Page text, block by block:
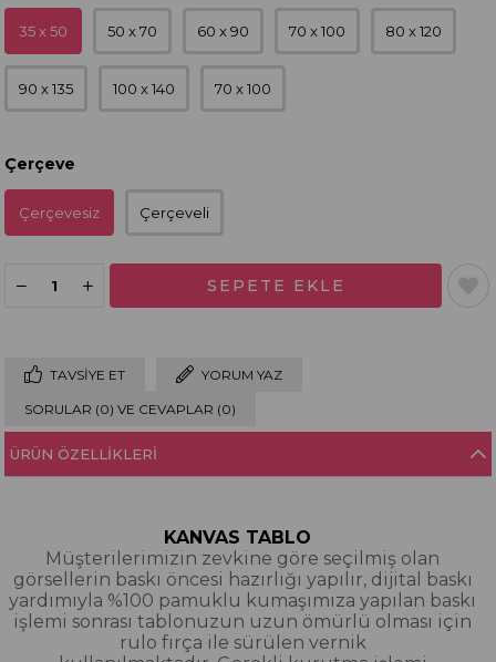
35 x 50 50 x 70 60 x 90 70 x 100 80 x 120
90 x 135 100 x 140 70 x 100
Çerçeve
Çerçevesiz Çerçeveli
TAVSIYE ET YORUM YAZ
SORULAR (0) VE CEVAPLAR (0)
ÜRÜN ÖZELLIKLERI
KANVAS TABLO
Müşterilerimizin zevkine göre seçilmiş olan
görsellerin baskı öncesi hazırlığı yapılır, dijital baskı
yardımıyla %100 pamuklu kumaşımıza yapılan baskı
işlemi sonrası tablonuzun uzun ömürlü olması için
rulo fırça ile sürülen vernik